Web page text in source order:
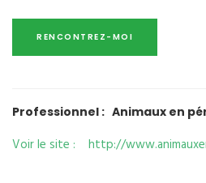
Professionnel : Animaux en
Voir le site : http://